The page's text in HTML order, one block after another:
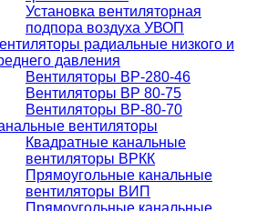
Установка вентиляторная
подпора воздуха УВОП
радиальные низкого и
давления
Вентиляторы ВР-280-46
Вентиляторы ВР 80-75
Вентиляторы ВР-80-70
вентиляторы
Квадратные канальные
вентиляторы ВРКК
Прямоугольные канальные
вентиляторы ВИП
Прямоугольные канальные